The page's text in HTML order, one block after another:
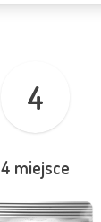
4
4 miejsce